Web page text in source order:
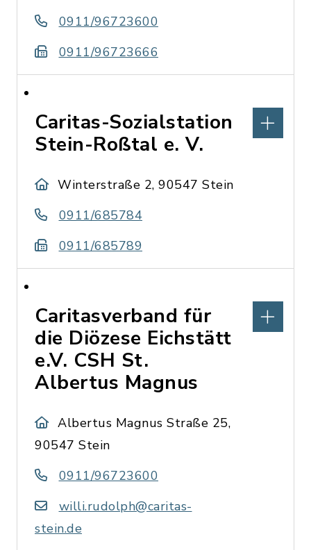
0911/96723600
0911/96723666
Caritas-Sozialstation
Stein-Roßtal e. V.
Winterstraße 2, 90547 Stein
0911/685784
0911/685789
Caritasverband für
die Diözese Eichstätt
e.V. CSH St.
Albertus Magnus
Albertus Magnus Straße 25,
90547 Stein
0911/96723600
willi.rudolph@caritas-
stein.de